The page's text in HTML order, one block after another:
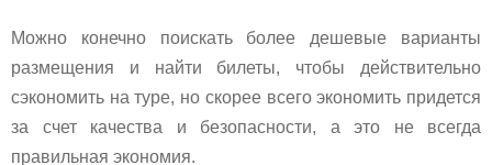
Можно конечно поискать более дешевые варианты
размещения и найти билеты, чтобы действительно
сэкономить на туре, но скорее всего экономить придется
за счет качества и безопасности, а это не всегда
правильная экономия.